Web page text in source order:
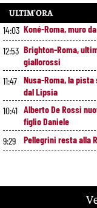
ULTIM’ORA
14:03 Koné-Roma, muro
12:53 Brighton-Roma,
giallorossi
11:47 Nusa-Roma, la
dal Lipsia
10:41 Alberto De Rossi
figlio Daniele
9:29
Pellegrini resta alla